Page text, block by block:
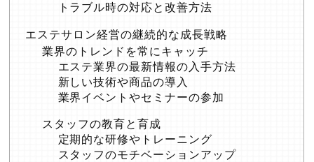
トラブル時の対応と改善方法
エステサロン経営の継続的な成長戦略
業界のトレンドを常にキャッチ
エステ業界の最新情報の入手方法
新しい技術や商品の導入
業界イベントやセミナーの参加
スタッフの教育と育成
定期的な研修やトレーニング
スタッフのモチベーションアップ